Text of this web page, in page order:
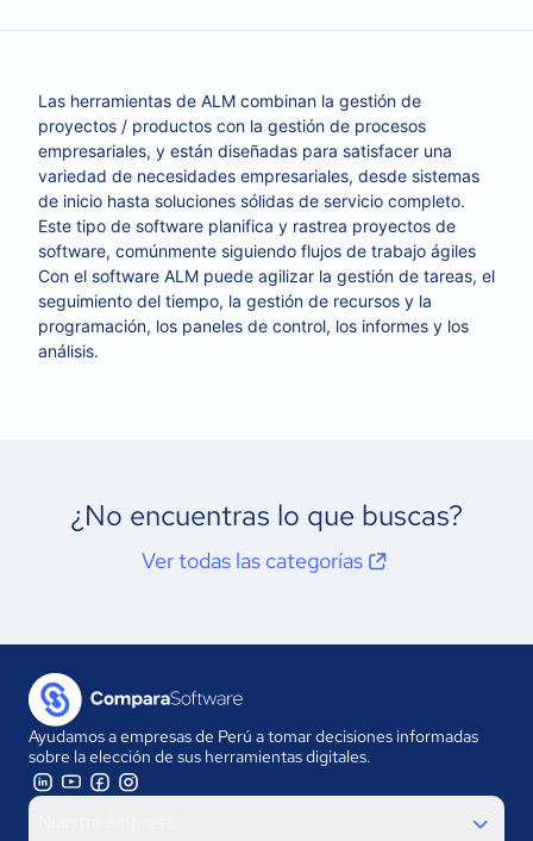
Las herramientas de ALM combinan la gestión de
proyectos / productos con la gestión de procesos
empresariales, y están diseñadas para satisfacer una
variedad de necesidades empresariales, desde sistemas
de inicio hasta soluciones sólidas de servicio completo.
Este tipo de software planifica y rastrea proyectos de
software, comúnmente siguiendo flujos de trabajo ágiles
Con el software ALM puede agilizar la gestión de tareas, el
seguimiento del tiempo, la gestión de recursos y la
programación, los paneles de control, los informes y los
análisis.
¿No encuentras lo que buscas?
Ver todas las categorías
Ayudamos a empresas de Perú a tomar decisiones informadas
sobre la elección de sus herramientas digitales.